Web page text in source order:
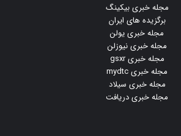
مجله خبری بیکینگ
برگزیده های ایران
مجله خبری یولن
مجله خبری نیوزلن
مجله خبری gsxr
مجله خبری mydtc
مجله خبری سیلاد
مجله خبری دریافت